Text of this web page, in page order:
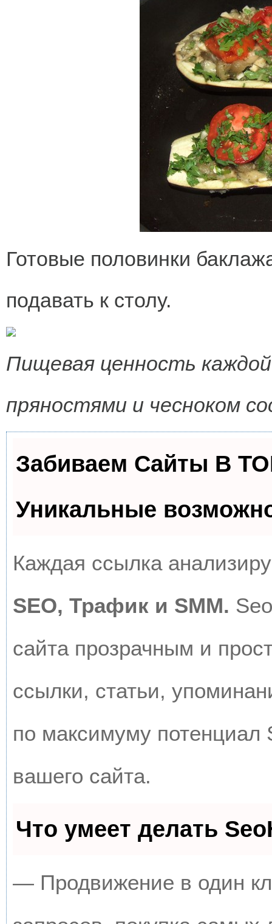
Готовые половинки
подавать к столу.
Пищевая ценность
пряностями и чесноком
Забиваем Сайты В
Уникальные
Каждая ссылка
SEO, Трафик и SMM.
сайта прозрачным и
ссылки, статьи,
по максимуму потенциал
вашего сайта.
Что умеет делать
— Продвижение в один